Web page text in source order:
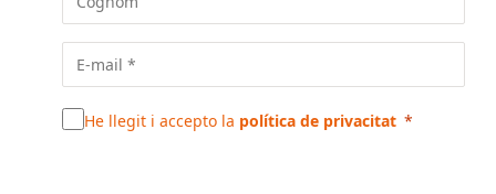
Renfe és un motor econòmic per partida doble
trens de rodalies, mitjana distància i alta
He llegit i accepto la política de privacitat